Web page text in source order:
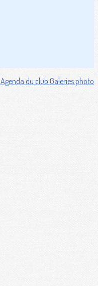
Agenda du club Galeries photo